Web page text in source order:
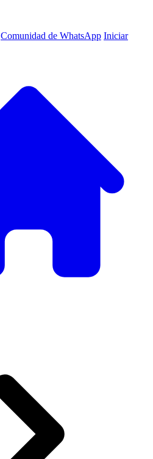
Comunidad de WhatsApp Iniciar